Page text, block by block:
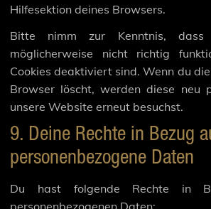
Hilfesektion deines Browsers.
Bitte nimm zur Kenntnis, dass
möglicherweise nicht richtig
Cookies deaktiviert sind. Wenn du
Browser löscht, werden diese neu
unsere Website erneut besuchst.
9. Deine Rechte in Bezug
personenbezogene Daten
Du hast folgende Rechte in